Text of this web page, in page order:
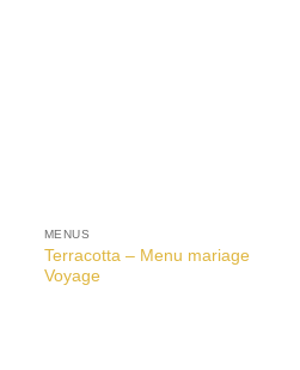
MENUS
Terracotta – Menu mariage
Voyage